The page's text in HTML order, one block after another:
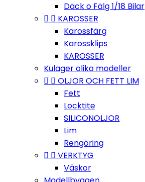
Däck o Fälg 1/18 Bilar
  KAROSSER
Karossfärg
Karossklips
KAROSSER
Kulager olika modeller
  OLJOR OCH FETT LIM
Fett
Locktite
SILICONOLJOR
Lim
Rengöring
  VERKTYG
Väskor